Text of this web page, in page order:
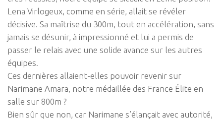
Lena Virlogeux, comme en série, allait se révéler
décisive. Sa maîtrise du 300m, tout en accélération, sans
jamais se désunir, à impressionné et lui a permis de
passer le relais avec une solide avance sur les autres
équipes.
Ces dernières allaient-elles pouvoir revenir sur
Narimane Amara, notre médaillée des France Élite en
salle sur 800m ?
Bien sûr que non, car Narimane s’élançait avec autorité,